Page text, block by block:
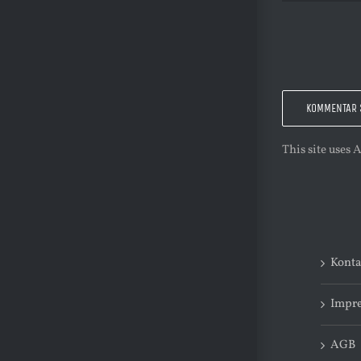
This site uses
AGB